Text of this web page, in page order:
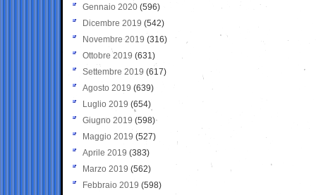
Gennaio 2020 (596)
Dicembre 2019 (542)
Novembre 2019 (316)
Ottobre 2019 (631)
Settembre 2019 (617)
Agosto 2019 (639)
Luglio 2019 (654)
Giugno 2019 (598)
Maggio 2019 (527)
Aprile 2019 (383)
Marzo 2019 (562)
Febbraio 2019 (598)